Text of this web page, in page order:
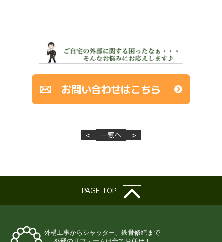
お問い合わせはこちら
< 一覧へ >
PAGE TOP